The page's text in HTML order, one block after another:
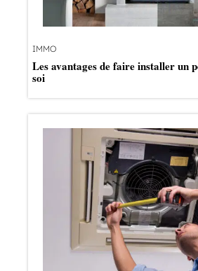
IMMO
Les avantages de faire installer un
soi